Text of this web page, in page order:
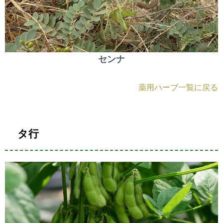
センナ
薬用ハーブ一覧に戻る
タ行